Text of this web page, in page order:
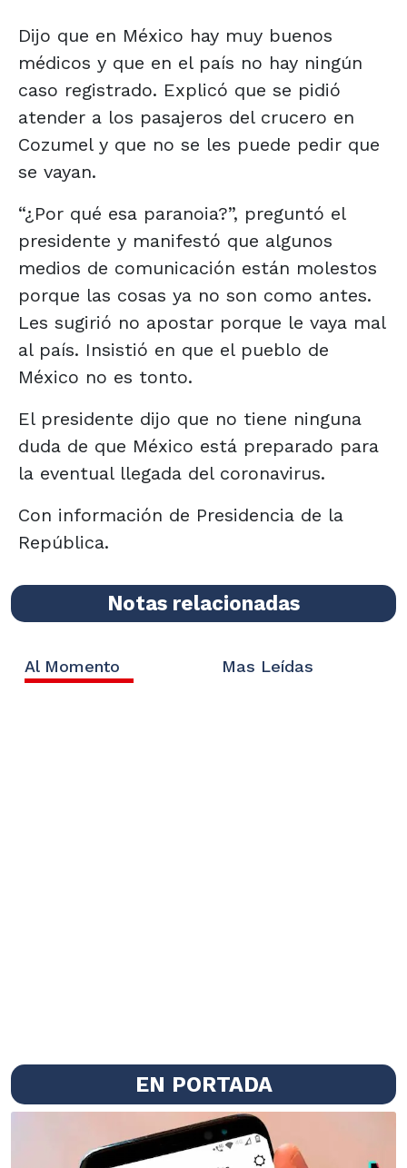
Dijo que en México hay muy buenos
médicos y que en el país no hay ningún
caso registrado. Explicó que se pidió
atender a los pasajeros del crucero en
Cozumel y que no se les puede pedir que
se vayan.
“¿Por qué esa paranoia?”, preguntó el
presidente y manifestó que algunos
medios de comunicación están molestos
porque las cosas ya no son como antes.
Les sugirió no apostar porque le vaya mal
al país. Insistió en que el pueblo de
México no es tonto.
El presidente dijo que no tiene ninguna
duda de que México está preparado para
la eventual llegada del coronavirus.
Con información de Presidencia de la
República.
Notas relacionadas
Al Momento Mas Leídas
EN PORTADA